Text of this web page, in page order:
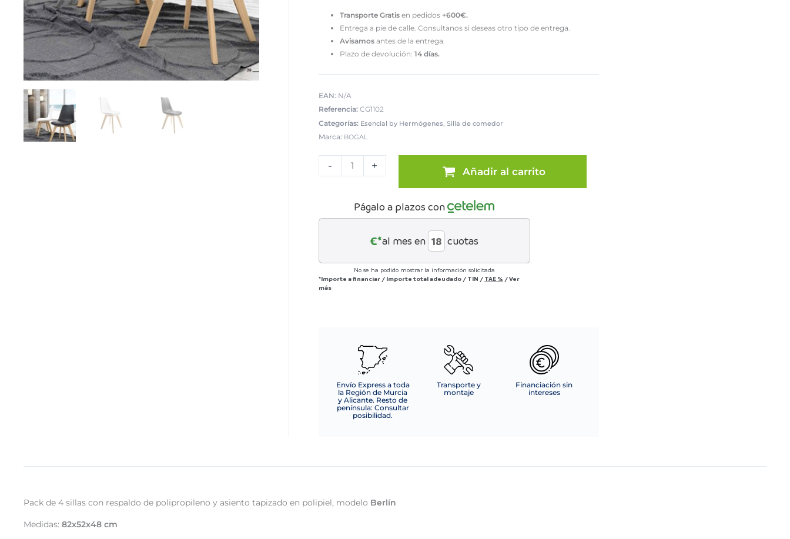
Transporte Gratis en pedidos+600€.
Entrega a pie de calle. Consultanos si deseas otro tipo de entrega.
Avisamosantes de la entrega.
Plazo de devolución: 14 días.
EAN: N/A
Referencia: CG1102
Categorías: Esencial by Hermógenes Silla de comedor
Marca: BOGAL
-
4
cantidad
+ Añadir al carrito
Págalo a plazos con
€*al mes en cuotas
No se ha podido mostrar la información solicitada
*Importe a financiar / Importe total adeudado / TIN / TAE % /Ver
más
Envío Express a toda
la Región de Murcia
y Alicante. Resto de
península: Consultar
posibilidad.
Transporte y
montaje
Financiación sin
intereses
Pack de 4 sillas con respaldo de polipropileno y asiento tapizado en polipiel, modelo Berlín
Medidas: 82x52x48 cm